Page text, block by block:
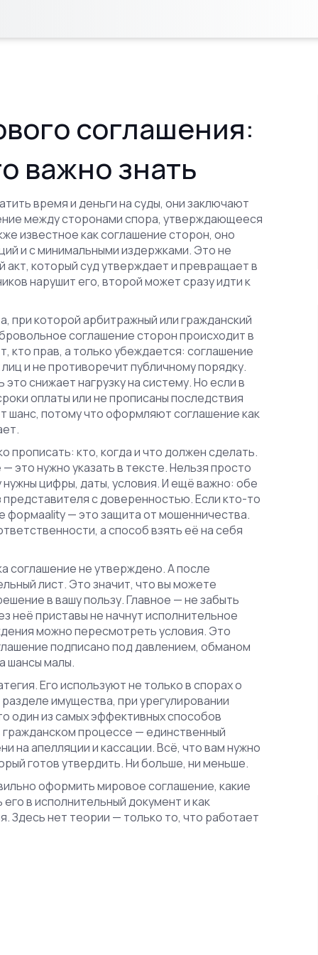
соглашения:
важно знать
время и деньги на суды, они заключают
между сторонами спора, утверждающееся
известное каксоглашение сторон, оно
и с минимальными издержками. Это не
который суд утверждает и превращает в
нарушит его, второй может сразу идти к
при которой арбитражный или гражданский
соглашение сторонпроисходит в
кто прав, а только убеждается: соглашение
и не противоречит публичному порядку.
снижает нагрузку на систему. Но если в
оплаты или не прописаны последствия
шанс, потому что оформляют соглашение как
прописать: кто, когда и что должен сделать.
это нужно указать в тексте. Нельзя просто
цифры, даты, условия. И ещё важно: обе
с доверенностью. Если кто-то
формаality — это защита от мошенничества.
а способ взять её на себя
соглашение не утверждено. А после
лист. Это значит, что вы можете
в вашу пользу. Главное — не забыть
неё приставы не начнут исполнительное
можно пересмотреть условия. Это
подписано под давлением, обманом
шансы малы.
Его используют не только в спорах о
имущества, при урегулировании
один из самых эффективных способов
процессе — единственный
на апелляции и кассации. Всё, что вам нужно
готов утвердить. Ни больше, ни меньше.
оформить мировое соглашение, какие
в исполнительный документ и как
Здесь нет теории — только то, что работает